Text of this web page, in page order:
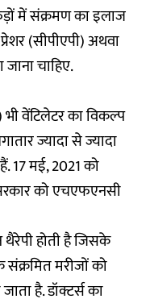
में संक्रमण का इलाज
(सीपीएपी) अथवा
चाहिए.
वेंटिलेटर का विकल्प
ज्यादा से ज्यादा
17 मई, 2021 को
सरकार को एचएफएनसी
होती है जिसके
मरीजों को
है. डॉक्टर्स का